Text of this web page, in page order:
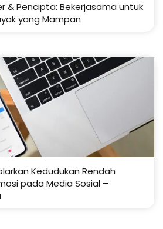
& Pencipta: Bekerjasama untuk
yang Mampan
Kedudukan Rendah
pada Media Sosial –